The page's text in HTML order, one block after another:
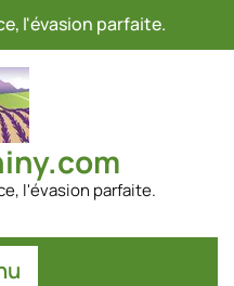
l'évasion parfaite.
l'évasion parfaite.